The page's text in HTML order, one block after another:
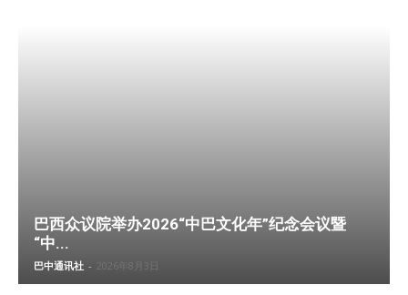
巴西众议院举办2026“中巴文化年”纪念会议暨
“中...
巴中通讯社 - 2026年8月3日